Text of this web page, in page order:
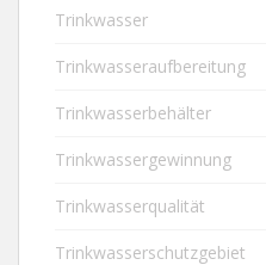
Trinkwasser
Trinkwasseraufbereitung
Trinkwasserbehälter
Trinkwassergewinnung
Trinkwasserqualität
Trinkwasserschutzgebiet